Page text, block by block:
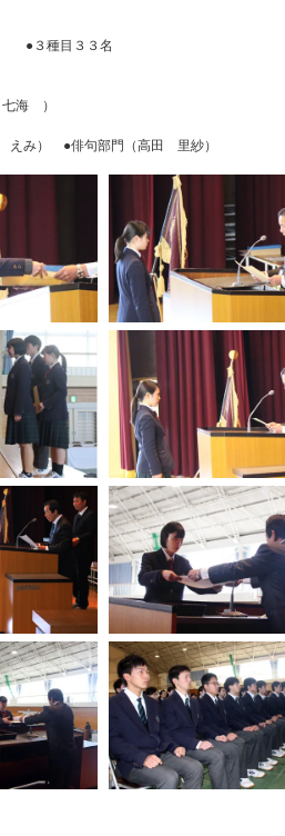
３種目３３名
海 ）
えみ） ●俳句部門（高田 里紗）